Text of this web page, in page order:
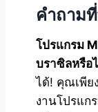
คำถาม
โปรแกรม
บราซิลหรือ
ได้! คุณเพีย
งานโปรแก